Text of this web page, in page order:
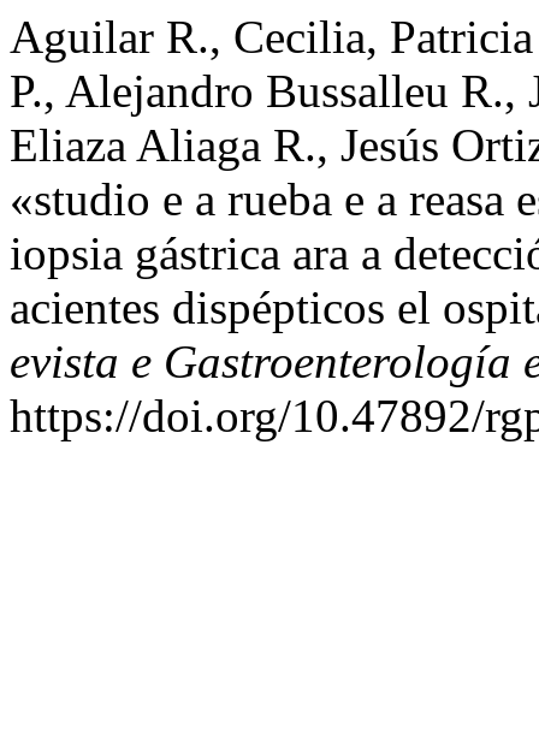
Aguilar R., Cecilia, Patricia
P., Alejandro Bussalleu
Eliaza Aliaga R., Jesús
«studio e a rueba e a
iopsia gástrica ara a
acientes dispépticos el
evista e Gastroenterología
https://doi.org/10.47892/